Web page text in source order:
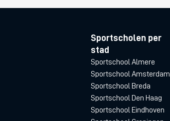
Sportscholen per
stad
Sportschool Almere
Sportschool Amsterdam
Sportschool Breda
Sportschool Den Haag
Sportschool Eindhoven